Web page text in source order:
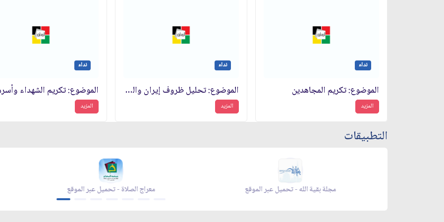
نداء
الموضوع: تكريم المجاهدين‏
المزيد
نداء
الموضوع: تحليل ظروف إيران والعالم في بداية السنة الثالثة من انتصار الثورة الإسلامية
المزيد
نداء
المزيد
التطبيقات
معراج الصلاة - تحميل عبر الموقع مجلة بقية الله - تحميل عبر الموقع